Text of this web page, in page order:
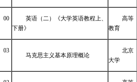
00
英语（二）《大学英语教程上、
下册》
高等
教育
03
马克思主义基本原理概论
北京
大学